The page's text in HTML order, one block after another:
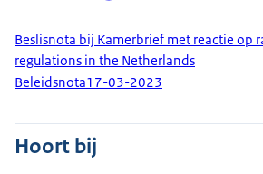
Beslisnota bij Kamerbrief met reactie op
regulations in the Netherlands
Beleidsnota17-03-2023
Hoort bij